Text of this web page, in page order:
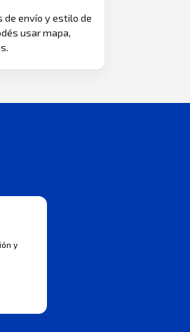
de envío y estilo de
usar mapa,
y